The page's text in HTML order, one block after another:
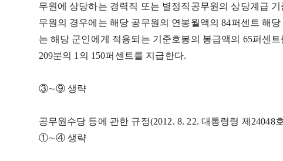
무원에 상당하는 경력직 또는 별정직공무원의 상당계급
무원의 경우에는 해당 공무원의 연봉월액의 84퍼센트 해
는 해당 군인에게 적용되는 기준호봉의 봉급액의 65퍼센
209분의 1의 150퍼센트를 지급한다.
③∼⑨ 생략
공무원수당 등에 관한 규정(2012. 8. 22. 대통령령 제
①∼④ 생략